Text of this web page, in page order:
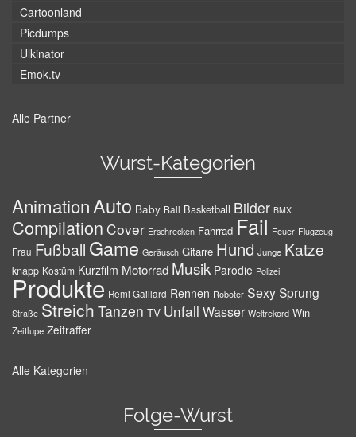
Cartoonland
Picdumps
Ulkinator
Emok.tv
Alle Partner
Wurst-Kategorien
AnimationAuto Baby Ball Basketball Bilder BMX
Compilation Cover Erschrecken Fahrrad Fail Feuer Flugzeug
Frau Fußball Game Geräusch Gitarre Hund Junge Katze
knapp Kostüm Kurzfilm Motorrad Musik Parodie Polizei
Produkte Remi Gaillard Rennen Roboter SexySprung
Straße Streich Tanzen TV Unfall Wasser Weltrekord Win
Zeitlupe Zeitraffer
Alle Kategorien
Folge-Wurst